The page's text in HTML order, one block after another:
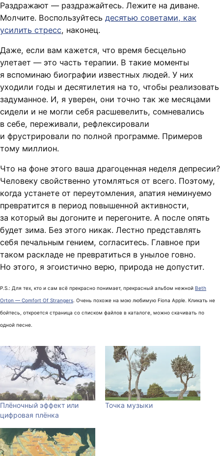
Раздражают — раздражайтесь. Лежите на диване.
Молчите. Воспользуйтесь десятью советами, как
усилить стресс, наконец.
Даже, если вам кажется, что время бесцельно
улетает — это часть терапии. В такие моменты
я вспоминаю биографии известных людей. У них
уходили годы и десятилетия на то, чтобы реализовать
задуманное. И, я уверен, они точно так же месяцами
сидели и не могли себя расшевелить, сомневались
в себе, переживали, рефлексировали
и фрустрировали по полной программе. Примеров
тому миллион.
Что на фоне этого ваша драгоценная неделя депресии?
Человеку свойственно утомляться от всего. Поэтому,
когда устанете от переутомления, апатия неминуемо
превратится в период повышенной активности,
за который вы догоните и перегоните. А после опять
будет зима. Без этого никак. Лестно представлять
себя печальным гением, согласитесь. Главное при
таком раскладе не превратиться в унылое говно.
Но этого, я эгоистично верю, природа не допустит.
P.S.: Для тех, кто и сам всё прекрасно понимает, прекрасный альбом нежной Beth
Orton — Comfort Of Strangers. Очень похоже на мою любимую Fiona Apple. Кликать не
бойтесь, откроется страница со списком файлов в каталоге, можно скачивать по
одной песне.
Плёночный эффект или
цифровая плёнка
Точка музыки